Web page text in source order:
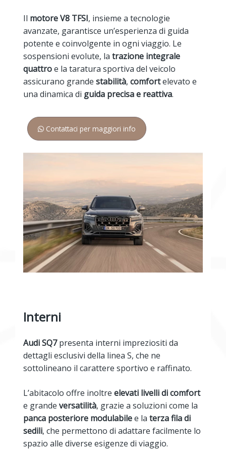
Il motore V8 TFSI, insieme a tecnologie
avanzate, garantisce un’esperienza di guida
potente e coinvolgente in ogni viaggio. Le
sospensioni evolute, la trazione integrale
quattroe la taratura sportiva del veicolo
assicurano grande stabilità, comfortelevato e
una dinamica di guida precisa e reattiva.
Contattaci per maggiori info
Interni
Audi SQ7presenta interni impreziositi da
dettagli esclusivi della linea S, che ne
sottolineano il carattere sportivo e raffinato.
L’abitacolo offre inoltre elevati livelli di comfort
e grande versatilità, grazie a soluzioni come la
panca posteriore modulabilee la terza fila di
sedili, che permettono di adattare facilmente lo
spazio alle diverse esigenze di viaggio.